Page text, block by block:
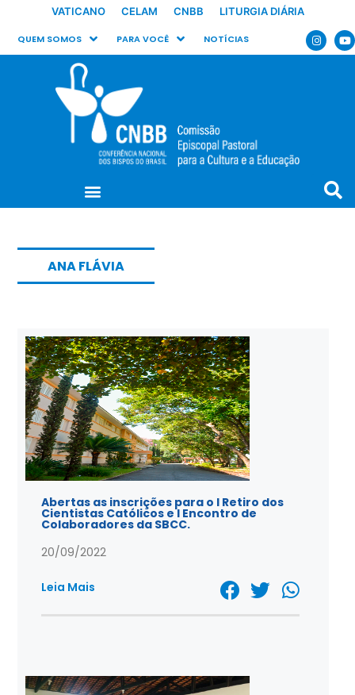
VATICANO CELAM CNBB LITURGIA DIÁRIA
QUEM SOMOS PARA VOCÊ NOTÍCIAS
ANA FLÁVIA
Abertas as inscrições para o I Retiro dos
Cientistas Católicos e I Encontro de
Colaboradores da SBCC.
20/09/2022
Leia Mais